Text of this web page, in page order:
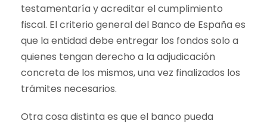
testamentaría y acreditar el cumplimiento
fiscal. El criterio general del Banco de España es
que la entidad debe entregar los fondos solo a
quienes tengan derecho a la adjudicación
concreta de los mismos, una vez finalizados los
trámites necesarios.
Otra cosa distinta es que el banco pueda